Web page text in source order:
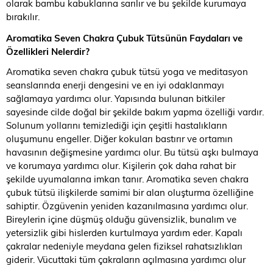
olarak bambu kabuklarına sarılır ve bu şekilde kurumaya
bırakılır.
Aromatika Seven Chakra Çubuk Tütsünün Faydaları ve
Özellikleri Nelerdir?
Aromatika seven chakra çubuk tütsü yoga ve meditasyon
seanslarında enerji dengesini ve en iyi odaklanmayı
sağlamaya yardımcı olur. Yapısında bulunan bitkiler
sayesinde cilde doğal bir şekilde bakım yapma özelliği vardır.
Solunum yollarını temizlediği için çeşitli hastalıkların
oluşumunu engeller. Diğer kokuları bastırır ve ortamın
havasının değişmesine yardımcı olur. Bu tütsü aşkı bulmaya
ve korumaya yardımcı olur. Kişilerin çok daha rahat bir
şekilde uyumalarına imkan tanır. Aromatika seven chakra
çubuk tütsü ilişkilerde samimi bir alan oluşturma özelliğine
sahiptir. Özgüvenin yeniden kazanılmasına yardımcı olur.
Bireylerin içine düşmüş olduğu güvensizlik, bunalım ve
yetersizlik gibi hislerden kurtulmaya yardım eder. Kapalı
çakralar nedeniyle meydana gelen fiziksel rahatsızlıkları
giderir. Vücuttaki tüm çakraların açılmasına yardımcı olur